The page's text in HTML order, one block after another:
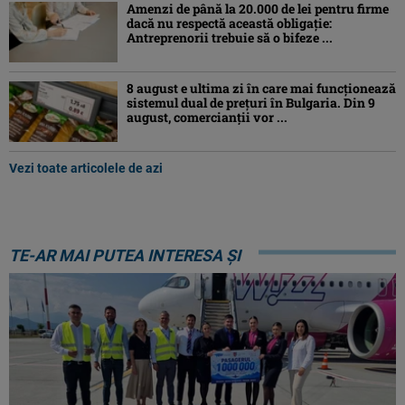
Amenzi de până la 20.000 de lei pentru firme
dacă nu respectă această obligație:
Antreprenorii trebuie să o bifeze ...
8 august e ultima zi în care mai funcționează
sistemul dual de prețuri în Bulgaria. Din 9
august, comercianții vor ...
Vezi toate articolele de azi
TE-AR MAI PUTEA INTERESA ȘI